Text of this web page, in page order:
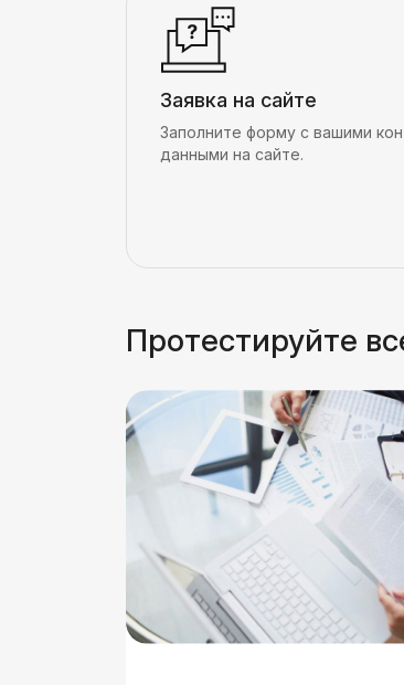
Заявка на сайте
Заполните форму с вашими
данными на сайте.
Протестируйте